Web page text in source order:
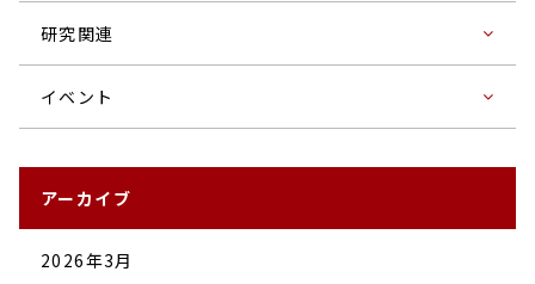
研究関連
イベント
アーカイブ
2026年3月